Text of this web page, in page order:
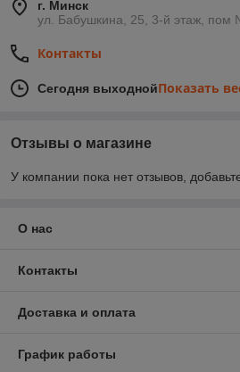
г. Минск
ул. Бабушкина, 25, 3-й этаж, пом
Контакты
Сегодня выходнойПоказать
Отзывы о магазине
У компании пока нет отзывов,
О нас
Контакты
Доставка и оплата
График работы